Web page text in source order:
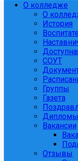
О колледже
О
История
СОУТ
Группы
Газета
Дипломы
Вакансии
Отзывы